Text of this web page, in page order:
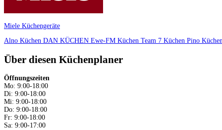
Miele Küchengeräte
Alno Küchen DAN KÜCHEN Ewe-FM Küchen Team 7 Küchen Pino
Über diesen Küchenplaner
Öffnungszeiten
Mo: 9:00-18:00
Di: 9:00-18:00
Mi: 9:00-18:00
Do: 9:00-18:00
Fr: 9:00-18:00
Sa: 9:00-17:00